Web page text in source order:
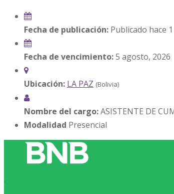
Fecha de publicación: Publicado hace
Fecha de vencimiento:5 agosto, 2026
Ubicación: LA PAZ (Bolivia)
Nombre del cargo:ASISTENTE DE
Modalidad Presencial
.